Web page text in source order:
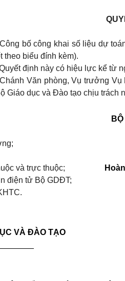
Công bố công khai số liệu dự
theo biểu đính kèm).
định này có hiệu lực kể từ
Chánh Văn phòng, Vụ trưởng
Giáo dục và Đào tạo chịu trách
và trực thuộc;
điện tử Bộ GDĐT;
VÀ ĐÀO TẠO